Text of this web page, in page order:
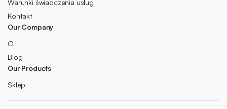
Warunki świadczenia usług
Kontakt
Our Company
O
Blog
Our Products
Sklep